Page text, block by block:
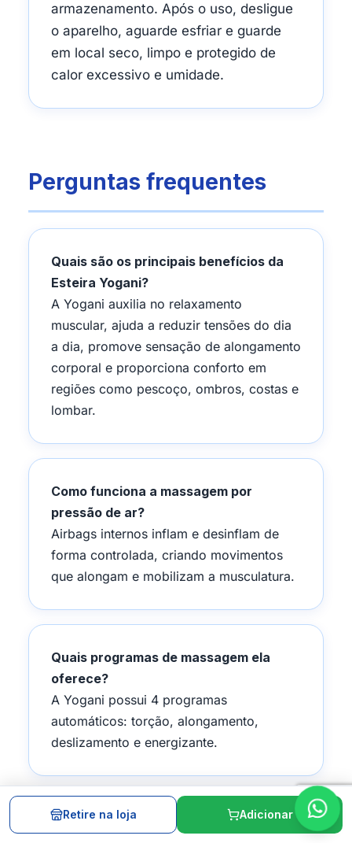
armazenamento. Após o uso, desligue
o aparelho, aguarde esfriar e guarde
em local seco, limpo e protegido de
calor excessivo e umidade.
Perguntas frequentes
Quais são os principais benefícios da
Esteira Yogani?
A Yogani auxilia no relaxamento
muscular, ajuda a reduzir tensões do dia
a dia, promove sensação de alongamento
corporal e proporciona conforto em
regiões como pescoço, ombros, costas e
lombar.
Como funciona a massagem por
pressão de ar?
Airbags internos inflam e desinflam de
forma controlada, criando movimentos
que alongam e mobilizam a musculatura.
Quais programas de massagem ela
oferece?
A Yogani possui 4 programas
automáticos: torção, alongamento,
deslizamento e energizante.
É possível realizar sessões todos os
Retire na loja Adicionar